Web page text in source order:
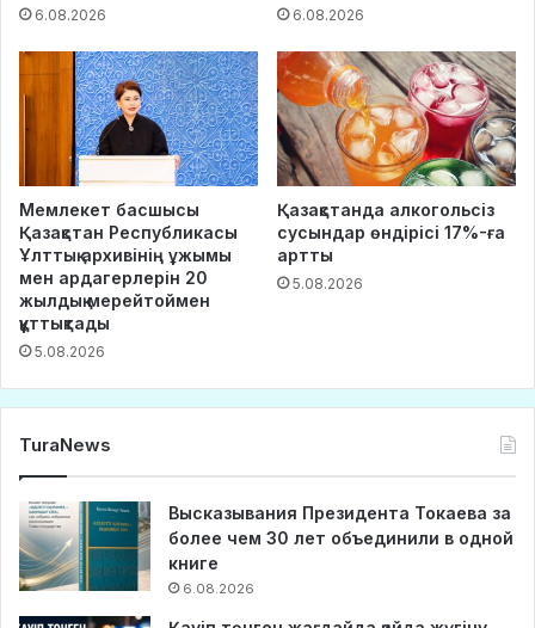
6.08.2026 6.08.2026
Мемлекет басшысы
Қазақстан Республикасы
Ұлттық архивінің ұжымы
мен ардагерлерін 20
жылдық мерейтоймен
құттықтады
5.08.2026
Қазақстанда алкогольсіз
сусындар өндірісі 17%-ға
артты
5.08.2026
TuraNews
Высказывания Президента Токаева за
более чем 30 лет объединили в одной
книге
6.08.2026